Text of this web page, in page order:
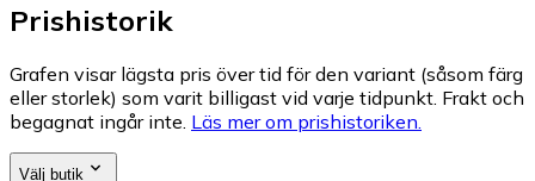
Prishistorik
Grafen visar lägsta pris över tid för den variant (såsom färg
eller storlek) som varit billigast vid varje tidpunkt. Frakt och
begagnat ingår inte. Läs mer om prishistoriken.
Välj butik